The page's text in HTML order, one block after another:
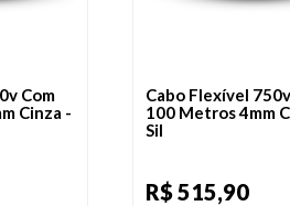
Com
Cinza -
Cabo Flexível
100 Metros 4mm
Sil
R$ 515,90